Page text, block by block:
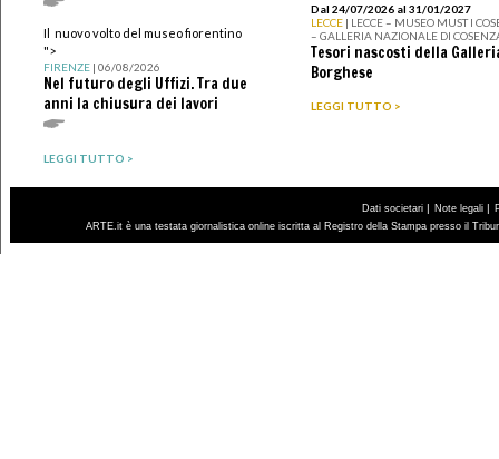
Il nuovo volto del museo fiorentino
">
FIRENZE| 06/08/2026
Nel futuro degli Uffizi. Tra due
anni la chiusura dei lavori
LEGGI TUTTO >
Dal 24/07/2026 al 31/01/2027
LECCE | LECCE – MUSEO MUST I
– GALLERIA NAZIONALE DI
Tesori nascosti della
Borghese
LEGGI TUTTO >
Dati societari | Note legali |
ARTE.it è una testata giornalistica online iscritta al Registro della Stampa presso il